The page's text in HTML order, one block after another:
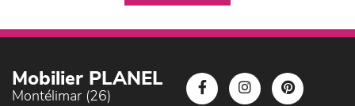
Mobilier PLANEL
Montélimar (26)